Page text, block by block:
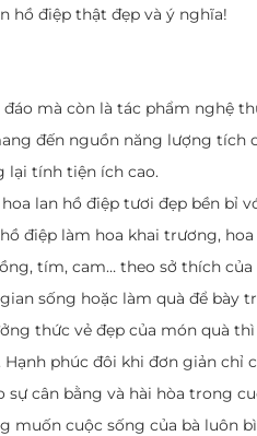
hồ điệp thật đẹp và ý nghĩa!
mà còn là tác phẩm nghệ
đến nguồn năng lượng tích
lại tính tiện ích cao.
lan hồ điệp tươi đẹp bền bỉ
điệp làm hoa khai trương,
tím, cam… theo sở thích của
sống hoặc làm quà để bày
thức vẻ đẹp của món quà
phúc đôi khi đơn giản chỉ
cân bằng và hài hòa trong
muốn cuộc sống của bà luôn